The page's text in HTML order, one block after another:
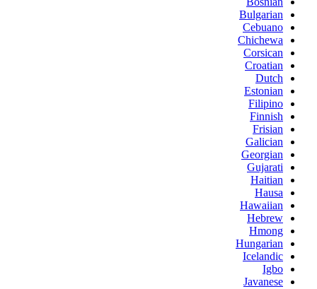
Bulgarian
Cebuano
Chichewa
Corsican
Croatian
Dutch
Estonian
Filipino
Finnish
Frisian
Galician
Georgian
Gujarati
Haitian
Hausa
Hawaiian
Hebrew
Hmong
Hungarian
Icelandic
Igbo
Javanese